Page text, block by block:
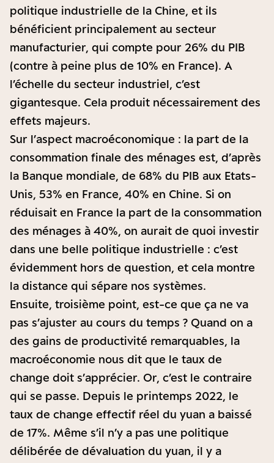
politique industrielle de la Chine, et ils
bénéficient principalement au secteur
manufacturier, qui compte pour 26% du PIB
(contre à peine plus de 10% en France). A
l’échelle du secteur industriel, c’est
gigantesque. Cela produit nécessairement des
effets majeurs.
Sur l’aspect macroéconomique : la part de la
consommation finale des ménages est, d’après
la Banque mondiale, de 68% du PIB aux Etats-
Unis, 53% en France, 40% en Chine. Si on
réduisait en France la part de la consommation
des ménages à 40%, on aurait de quoi investir
dans une belle politique industrielle : c’est
évidemment hors de question, et cela montre
la distance qui sépare nos systèmes.
Ensuite, troisième point, est-ce que ça ne va
pas s’ajuster au cours du temps ? Quand on a
des gains de productivité remarquables, la
macroéconomie nous dit que le taux de
change doit s’apprécier. Or, c’est le contraire
qui se passe. Depuis le printemps 2022, le
taux de change effectif réel du yuan a baissé
de 17%. Même s’il n’y a pas une politique
délibérée de dévaluation du yuan, il y a